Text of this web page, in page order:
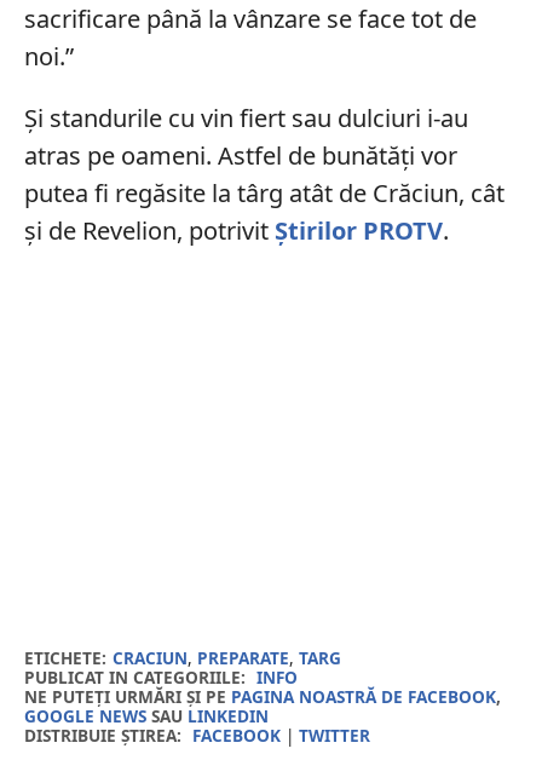
sacrificare până la vânzare se face tot de
noi.”
Și standurile cu vin fiert sau dulciuri i-au
atras pe oameni. Astfel de bunătăți vor
putea fi regăsite la târg atât de Crăciun, cât
și de Revelion, potrivit Știrilor PROTV.
ETICHETE: CRACIUN, PREPARATE, TARG
PUBLICAT IN CATEGORIILE: INFO
NE PUTEȚI URMĂRI ȘI PE PAGINA NOASTRĂ DE FACEBOOK,
GOOGLE NEWSSAU LINKEDIN
DISTRIBUIE ȘTIREA: FACEBOOK| TWITTER